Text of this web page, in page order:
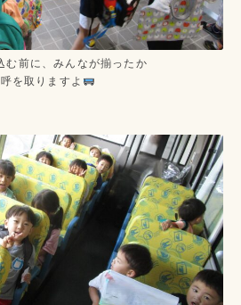
む前に、みんなが揃ったか
を取りますよ